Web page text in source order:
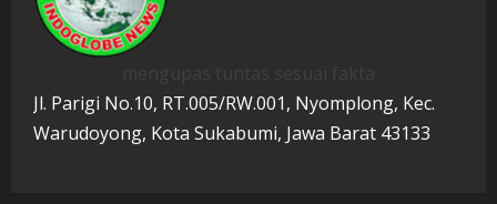
Jl. Parigi No.10, RT.005/RW.001, Nyomplong, Kec.
Warudoyong, Kota Sukabumi, Jawa Barat 43133